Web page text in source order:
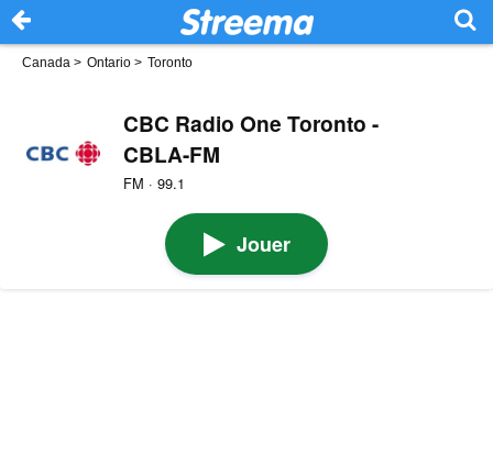
Canada > Ontario > Toronto
CBC Radio One Toronto -
CBLA-FM
FM · 99.1
Jouer